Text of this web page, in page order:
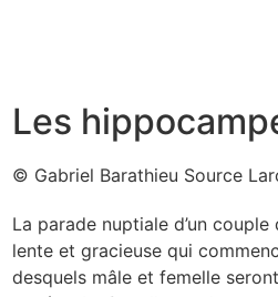
Les
© Gabriel Barathieu Source
La parade nuptiale d’un
lente et gracieuse qui
desquels mâle et femelle